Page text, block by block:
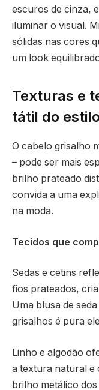
escuros de cinza,
iluminar o visual.
sólidas nas cores
um look
Texturas e
tátil do estilo
O cabelo grisalho
– pode ser mais
brilho prateado
convida a uma
na moda.
Tecidos que
Sedas e cetins
fios prateados,
Uma blusa de
grisalhos é pura
Linho e algodão
a textura natural e
brilho metálico